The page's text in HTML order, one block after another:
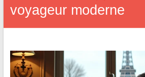
voyageur moderne